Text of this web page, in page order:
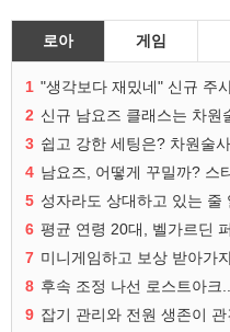
로아 게임
1 "생각보다 재밌네" 신규 주
2 신규 남요즈 클래스는 차원
3 쉽고 강한 세팅은? 차원술
4 남요즈, 어떻게 꾸밀까? 스
5 성자라도 상대하고 있는 줄
6 평균 연령 20대, 벨가르딘
7 미니게임하고 보상 받아가
8 후속 조정 나선 로스트아크
9